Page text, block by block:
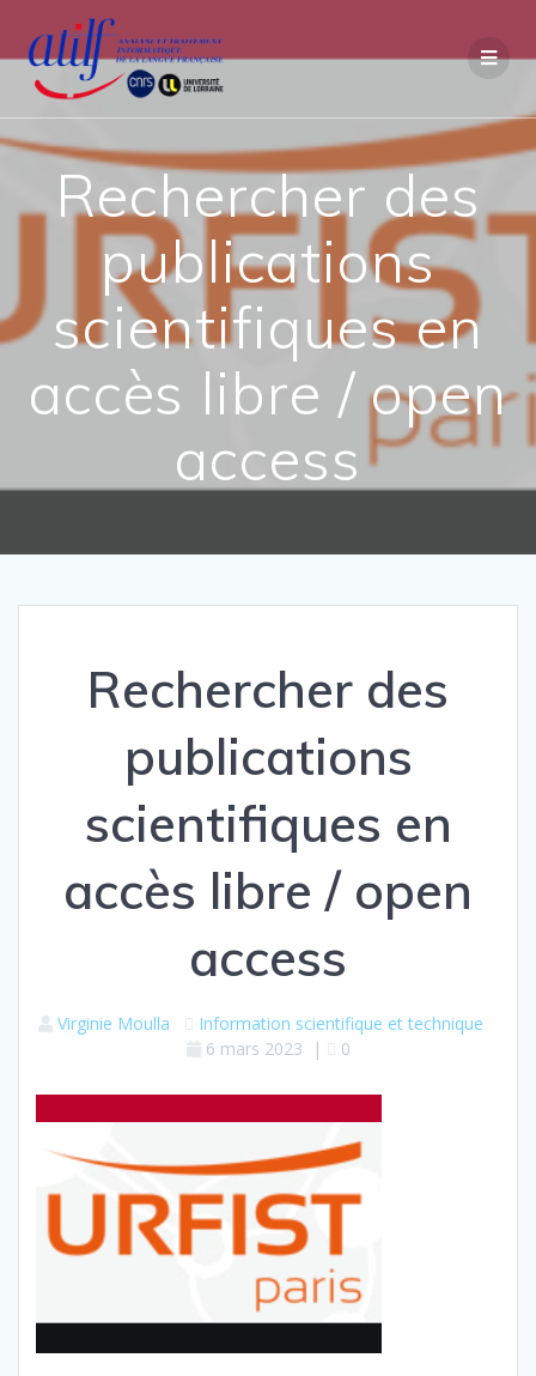
contenu
Rechercher des
publications
scientifiques en
accès libre / open
access
Rechercher des
publications
scientifiques en
accès libre / open
access
Virginie Moulla
Information scientifique et technique
6 mars 2023 | 0